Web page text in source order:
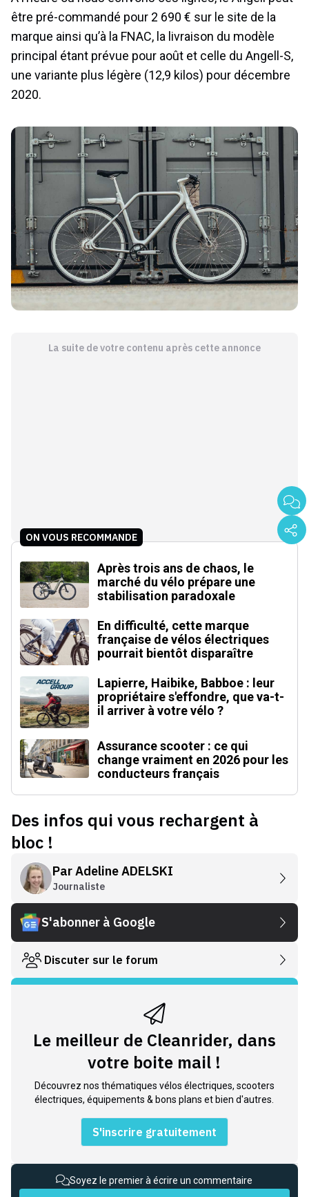
être pré-commandé pour 2 690 € sur le site de la
marque ainsi qu’à la FNAC, la livraison du modèle
principal étant prévue pour août et celle du Angell-S,
une variante plus légère (12,9 kilos) pour décembre
2020.
La suite de votre contenu après cette annonce
ON VOUS RECOMMANDE
Après trois ans de chaos, le
marché du vélo prépare une
stabilisation paradoxale
En difficulté, cette marque
française de vélos électriques
pourrait bientôt disparaître
Lapierre, Haibike, Babboe : leur
propriétaire s'effondre, que va-t-
il arriver à votre vélo ?
Assurance scooter : ce qui
change vraiment en 2026 pour les
conducteurs français
Des infos qui vous rechargent à
bloc !
ParAdeline ADELSKI
Journaliste
S'abonner à Google
Discuter sur le forum
Le meilleur de Cleanrider, dans
votre boite mail !
Découvrez nos thématiques vélos électriques, scooters
électriques, équipements & bons plans et bien d'autres.
S'inscrire gratuitement
Soyez le premier à écrire un commentaire